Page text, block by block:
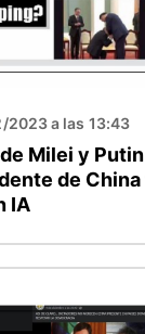
2023 a las 13:43
Milei y
de
IA